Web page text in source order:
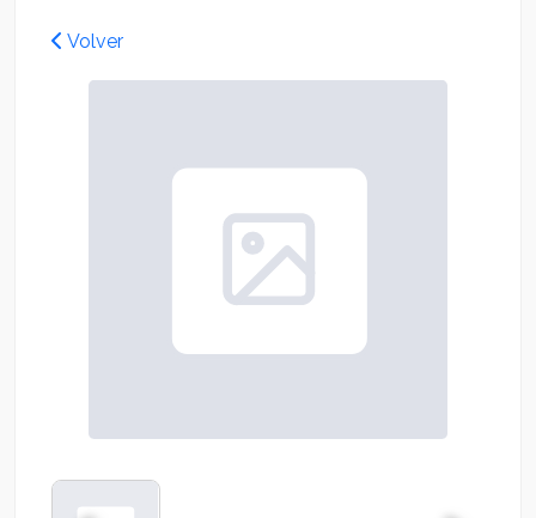
Volver